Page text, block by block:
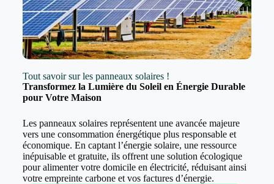
Tout savoir sur les panneaux solaires !
Transformez la Lumière du Soleil en Énergie Durable
pour Votre Maison
Les panneaux solaires représentent une avancée majeure
vers une consommation énergétique plus responsable et
économique. En captant l’énergie solaire, une ressource
inépuisable et gratuite, ils offrent une solution écologique
pour alimenter votre domicile en électricité, réduisant ainsi
votre empreinte carbone et vos factures d’énergie.